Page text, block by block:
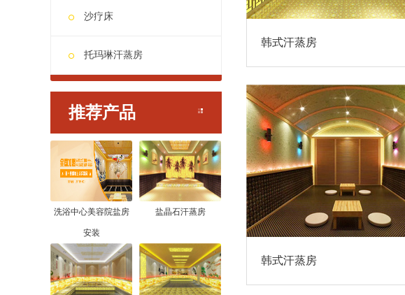
沙疗床
托玛琳汗蒸房
推荐产品
洗浴中心美容院盐房
安装
盐晶石汗蒸房
韩式汗蒸房
韩式汗蒸房